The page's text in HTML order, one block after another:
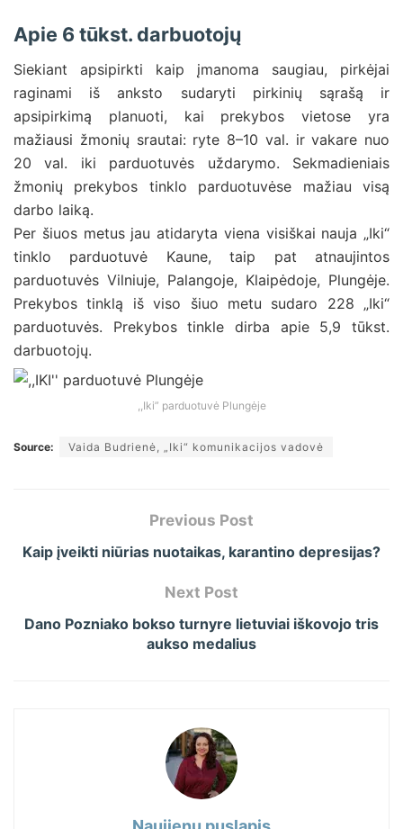
Apie 6 tūkst. darbuotojų
Siekiant apsipirkti kaip įmanoma saugiau, pirkėjai
raginami iš anksto sudaryti pirkinių sąrašą ir
apsipirkimą planuoti, kai prekybos vietose yra
mažiausi žmonių srautai: ryte 8–10 val. ir vakare nuo
20 val. iki parduotuvės uždarymo. Sekmadieniais
žmonių prekybos tinklo parduotuvėse mažiau visą
darbo laiką.
Per šiuos metus jau atidaryta viena visiškai nauja „Iki“
tinklo parduotuvė Kaune, taip pat atnaujintos
parduotuvės Vilniuje, Palangoje, Klaipėdoje, Plungėje.
Prekybos tinklą iš viso šiuo metu sudaro 228 „Iki“
parduotuvės. Prekybos tinkle dirba apie 5,9 tūkst.
darbuotojų.
,,Iki” parduotuvė Plungėje
Source: Vaida Budrienė, „Iki“ komunikacijos vadovė
Previous Post
Kaip įveikti niūrias nuotaikas, karantino depresijas?
Next Post
Dano Pozniako bokso turnyre lietuviai iškovojo tris
aukso medalius